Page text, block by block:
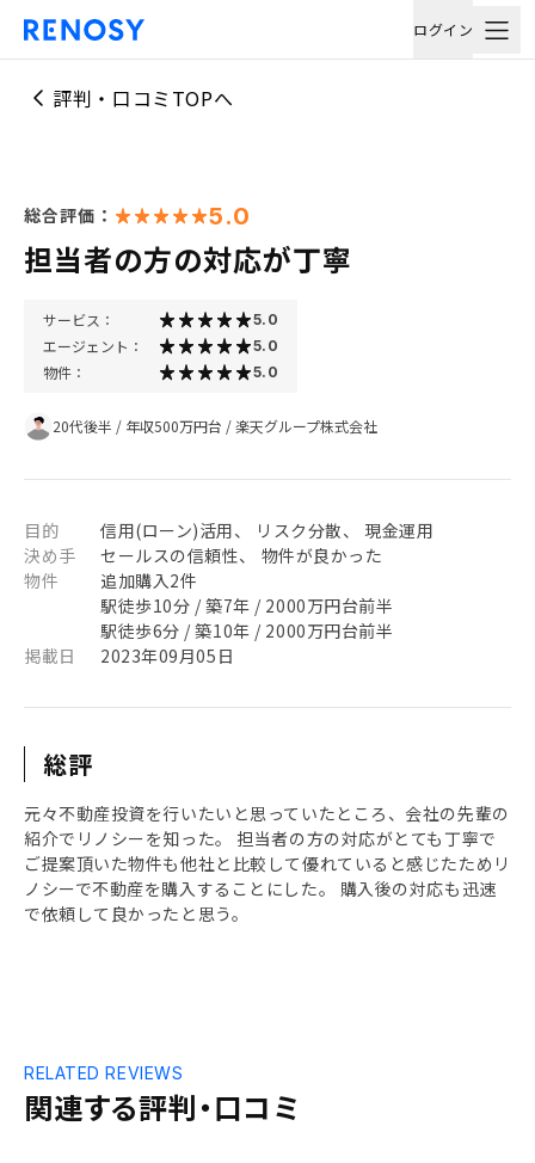
ログイン
評判・口コミTOPへ
総合評価： 5.0
担当者の方の対応が丁寧
サービス： 5.0
エージェント： 5.0
物件： 5.0
20代後半 / 年収500万円台 /楽天グループ株式会社
目的
信用(ローン)活用、 リスク分散、 現金運用
決め手
セールスの信頼性、 物件が良かった
物件
追加購入2件
駅徒歩10分 / 築7年 / 2000万円台前半
駅徒歩6分 / 築10年 / 2000万円台前半
掲載日
2023年09月05日
総評
元々不動産投資を行いたいと思っていたところ、会社の先輩の
紹介でリノシーを知った。 担当者の方の対応がとても丁寧で
ご提案頂いた物件も他社と比較して優れていると感じたためリ
ノシーで不動産を購入することにした。 購入後の対応も迅速
で依頼して良かったと思う。
関連する評判・口コミ
RELATED REVIEWS